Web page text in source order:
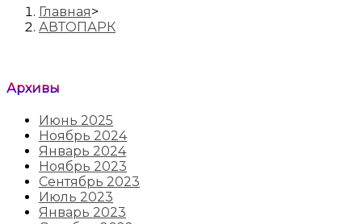
Главная>
АВТОПАРК
Архивы
Июнь 2025
Ноябрь 2024
Январь 2024
Ноябрь 2023
Сентябрь 2023
Июль 2023
Январь 2023